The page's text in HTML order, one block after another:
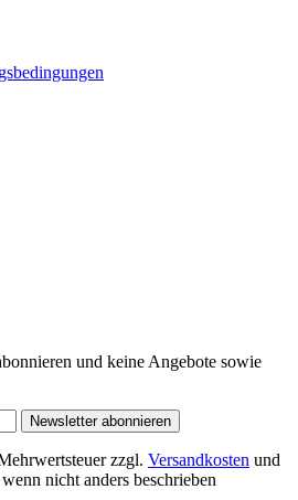
und keine Angebote sowie
Newsletter abonnieren
zzgl. Versandkosten und
nicht anders beschrieben